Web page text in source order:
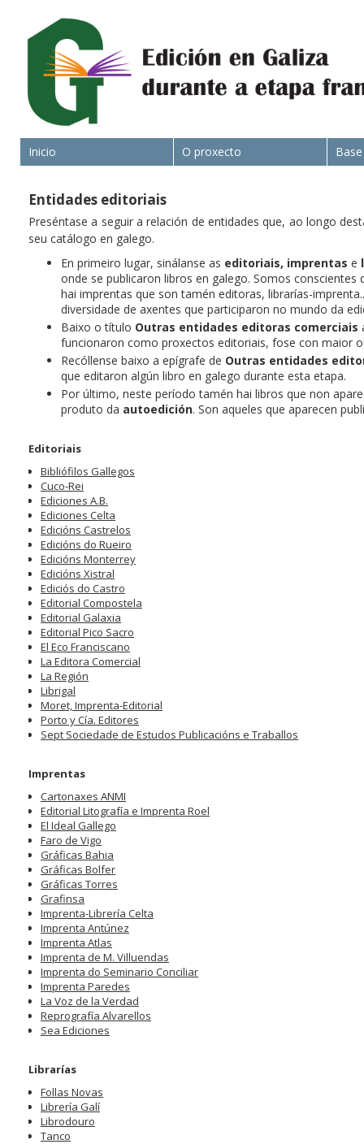
Inicio O proxecto
Entidades editoriais
Preséntase a seguir a relación de entidades que, ao longo
seu catálogo en galego.
En primeiro lugar, sinálanse as editoriais, imprentas e
onde se publicaron libros en galego. Somos
hai imprentas que son tamén editoras, librarías-
diversidade de axentes que participaron no mundo da
Baixo o título Outras entidades editoras comerciais
funcionaron como proxectos editoriais, fose con maior
Recóllense baixo a epígrafe de Outras entidades
que editaron algún libro en galego durante esta etapa.
Por último, neste período tamén hai libros que non
produto da autoedición. Son aqueles que aparecen
Editoriais
Bibliófilos Gallegos
Cuco-Rei
Ediciones A.B.
Ediciones Celta
Edicións Castrelos
Edicións do Rueiro
Edicións Monterrey
Edicións Xistral
Ediciós do Castro
Editorial Compostela
Editorial Galaxia
Editorial Pico Sacro
El Eco Franciscano
La Editora Comercial
La Región
Librigal
Moret, Imprenta-Editorial
Porto y Cía. Editores
Sept Sociedade de Estudos Publicacións e Traballos
Imprentas
Cartonaxes ANMI
Editorial Litografía e Imprenta Roel
El Ideal Gallego
Faro de Vigo
Gráficas Bahia
Gráficas Bolfer
Gráficas Torres
Grafinsa
Imprenta-Librería Celta
Imprenta Antúnez
Imprenta Atlas
Imprenta de M. Villuendas
Imprenta do Seminario Conciliar
Imprenta Paredes
La Voz de la Verdad
Reprografía Alvarellos
Sea Ediciones
Librarías
Follas Novas
Librería Galí
Librodouro
Tanco